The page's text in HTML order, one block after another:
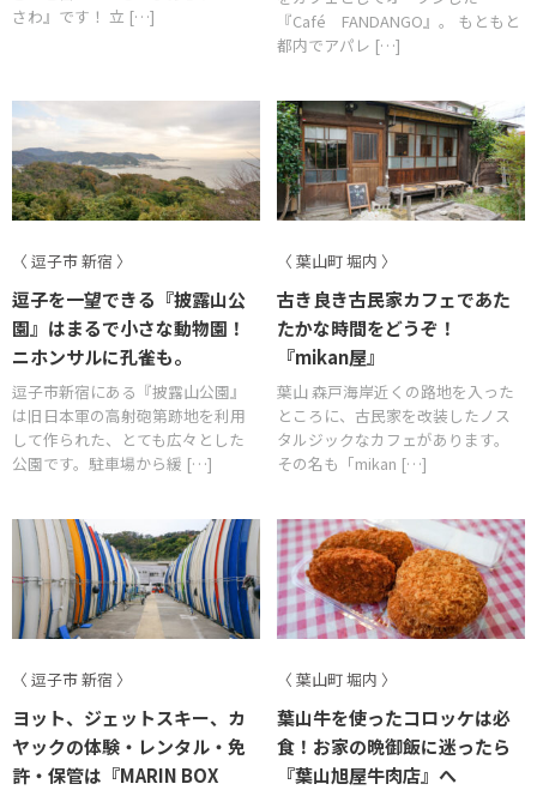
さわ』です！ 立 […]
『Café FANDANGO』。 もともと
都内でアパレ […]
〈 逗子市 新宿 〉
逗子を一望できる『披露山公
園』はまるで小さな動物園！
ニホンサルに孔雀も。
逗子市新宿にある『披露山公園』
は旧日本軍の高射砲第跡地を利用
して作られた、とても広々とした
公園です。駐車場から緩 […]
〈 葉山町 堀内 〉
古き良き古民家カフェであた
たかな時間をどうぞ！
『mikan屋』
葉山 森戸海岸近くの路地を入った
ところに、古民家を改装したノス
タルジックなカフェがあります。
その名も「mikan […]
〈 逗子市 新宿 〉
ヨット、ジェットスキー、カ
ヤックの体験・レンタル・免
許・保管は『MARIN BOX
〈 葉山町 堀内 〉
葉山牛を使ったコロッケは必
食！お家の晩御飯に迷ったら
『葉山旭屋牛肉店』へ